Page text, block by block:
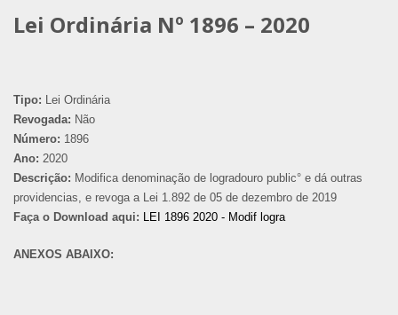
Lei Ordinária Nº 1896 – 2020
Tipo: Lei Ordinária
Revogada: Não
Número: 1896
Ano: 2020
Descrição: Modifica denominação de logradouro public° e dá outras
providencias, e revoga a Lei 1.892 de 05 de dezembro de 2019
Faça o Download aqui: LEI 1896 2020 - Modif logra
ANEXOS ABAIXO: